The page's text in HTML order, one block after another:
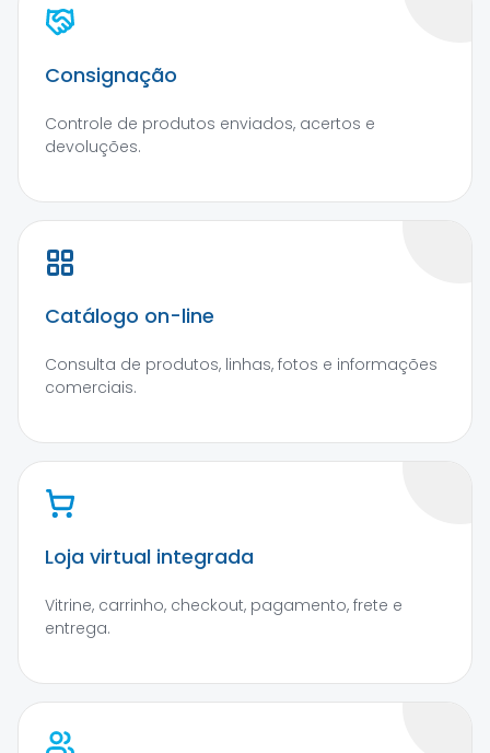
Consignação
Controle de produtos enviados, acertos e
devoluções.
Catálogo on-line
Consulta de produtos, linhas, fotos e informações
comerciais.
Loja virtual integrada
Vitrine, carrinho, checkout, pagamento, frete e
entrega.